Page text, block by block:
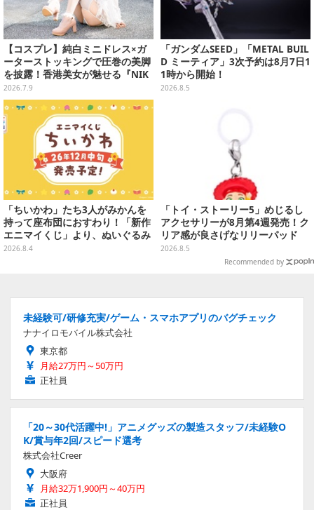
【コスプレ】純白ミニドレス×ガ
ーターストッキングで圧巻の美脚
を披露！香港美女が魅せる『NIK
KE』アリスが小悪魔で可愛い【写
真9枚】
2026.7.9
「ガンダムSEED」「METAL BUIL
D ミーティア」3次予約は8月7日1
1時から開始！
2026.8.5
「ちいかわ」たち3人がみかんを
持って座布団におすわり！「新作
エニマイくじ」より、ぬいぐるみ
画像が初公開
2026.8.4
「トイ・ストーリー5」めじるし
アクセサリーが8月第4週発売！ク
リア感が良さげなリリーパッド
や、ジェシーなど全5種ラインナ
2026.8.5
Recommended by
未経験可/研修充実/ゲーム・スマホアプリのバグチェック
ナナイロモバイル株式会社
東京都
月給27万円～50万円
正社員
「20～30代活躍中!」アニメグッズの製造スタッフ/未経験O
K/賞与年2回/スピード選考
株式会社Creer
大阪府
月給32万1,900円～40万円
正社員